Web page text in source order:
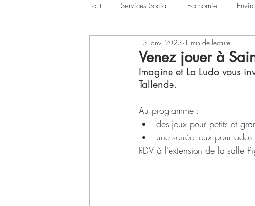
Tout Services Social Economie
Santé - Covid-19 Culture Manifestations
Venez jouer à
13 janv. 2023 1 min de lecture
Imagine et La Ludo vous
Tallende.
Au programme :
des jeux pour petits et
une soirée jeux pour
RDV à l'extension de la salle